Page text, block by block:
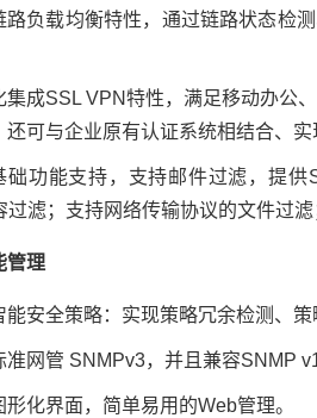
路负载均衡特性，通过链路状态检
集成SSL VPN特性，满足移动办公
还可与企业原有认证系统相结合、实
础功能支持，支持邮件过滤，提
过滤；支持网络传输协议的文件过
管理
能安全策略：实现策略冗余检测、
准网管 SNMPv3，并且兼容SNMP v1
形化界面，简单易用的Web管理。